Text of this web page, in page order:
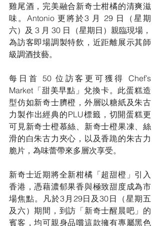
雞尾酒，完美融合新奇士柑橘的清爽滋
味。Antonio 更將於3 月 29 日（星期
六）及 3 月 30 日（星期日）親臨現場，
為訪客即場調製特飲，近距離展示其師
級調酒技藝。
每日首 50 位訪客更可獲得 Chef’s
Market「甜美早點」兌換卡。此蛋糕造
型仿如新奇士臍橙，外層以糖紙及朱古
力製作出經典的PLU標籤，切開蛋糕更
可見新奇士橙慕絲、新奇士橙果凍、絲
滑的白朱古力夾心，以及香跪的朱古力
脆片，為味蕾帶來多層次享受。
新奇士近期將全新柑橘「超甜橙」引入
香港，憑藉濃郁果香與極致甜度成為市
場焦點。凡於3月29日及30日（星期五
及六）期間，到訪「新奇士醒晨吧」的
賓客，均可親身品嚐這款擁有專屬黑色